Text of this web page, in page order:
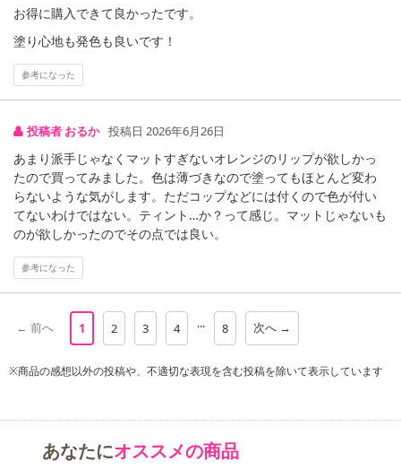
ウォーターティント処方を採用し、時間が経っても、唇の水分に反
応することで発色が長続きする色つきリップです。
お得に購入できて良かったです。
塗り心地も発色も良いです！
参考になった
投稿者 おるか 投稿日 2026年6月26日
あまり派手じゃなくマットすぎないオレンジのリップが欲しかっ
たので買ってみました。色は薄づきなので塗ってもほとんど変わ
らないような気がします。ただコップなどには付くので色が付い
てないわけではない。ティント…か？って感じ。マットじゃないも
のが欲しかったのでその点では良い。
参考になった
← 前へ 1 2 3 4 ... 8 次へ →
※商品の感想以外の投稿や、不適切な表現を含む投稿を除いて表示しています
あなたにオススメの商品